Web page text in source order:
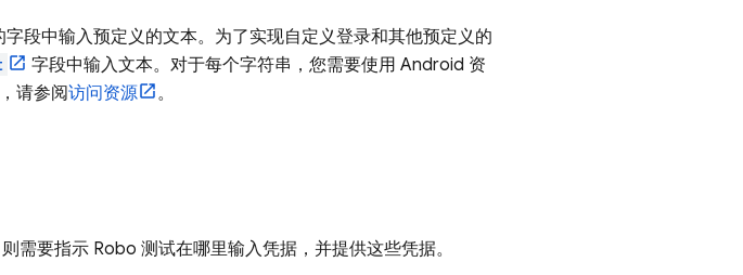
段中输入预定义的文本。为了实现自定义登录和其他预定义的
字段中输入文本。对于每个字符串，您需要使用 Android 资
请参阅访问资源 。
需要指示 Robo 测试在哪里输入凭据，并提供这些凭据。